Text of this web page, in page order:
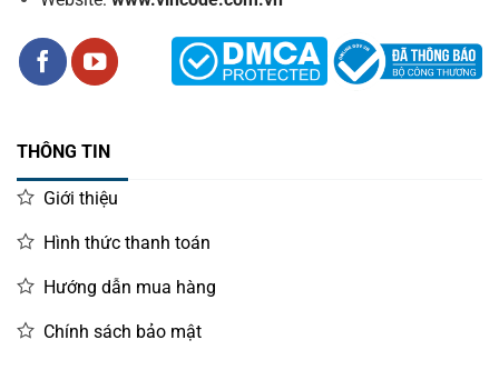
THÔNG TIN
Giới thiệu
Hình thức thanh toán
Hướng dẫn mua hàng
Chính sách bảo mật